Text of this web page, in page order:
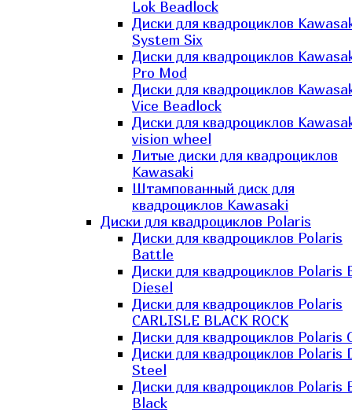
Lok Beadlock
Диски для квадроциклов
System Six
Диски для квадроциклов
Pro Mod
Диски для квадроциклов
Vice Beadlock
Диски для квадроциклов
vision wheel
Литые диски для квадроциклов
Kawasaki​
Штампованный диск для
квадроциклов Kawasaki​
Диски для квадроциклов Polaris
Диски для квадроциклов Polaris
Battle
Диски для квадроциклов Polaris
Diesel
Диски для квадроциклов Polaris
CARLISLE BLACK ROCK
Диски для квадроциклов Polaris
Диски для квадроциклов Polaris
Steel
Диски для квадроциклов Polaris
Black